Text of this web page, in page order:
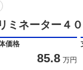
ネーター４０
価格
85.8 万円